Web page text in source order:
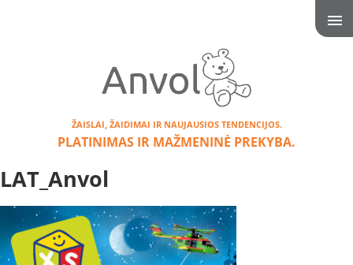
ŽAISLAI, ŽAIDIMAI IR NAUJAUSIOS TENDENCIJOS.
PLATINIMAS IR MAŽMENINĖ PREKYBA.
LAT_Anvol